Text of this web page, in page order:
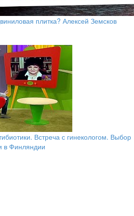
плитка? Алексей Земсков
Встреча с гинекологом. Выбор
в Финляндии